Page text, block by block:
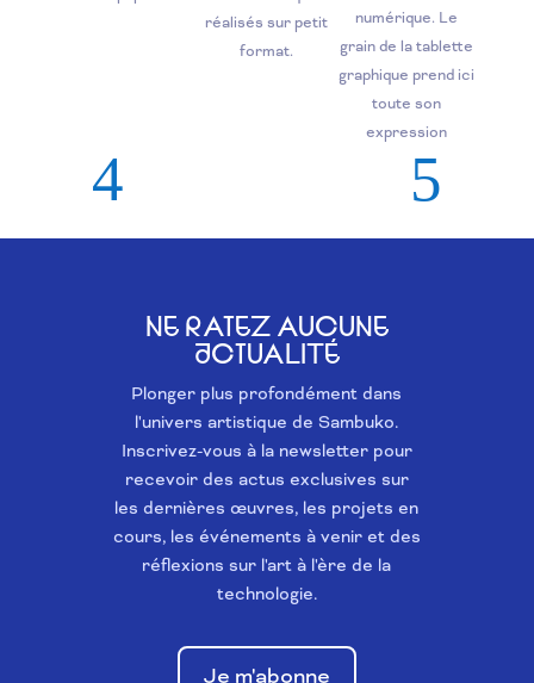
réalisés sur petit
format.
numérique. Le
grain de la tablette
graphique prend ici
toute son
expression
NE RATEZ AUCUNE
ACTUALITÉ
Plonger plus profondément dans
l'univers artistique de Sambuko.
Inscrivez-vous à la newsletter pour
recevoir des actus exclusives sur
les dernières œuvres, les projets en
cours, les événements à venir et des
réflexions sur l'art à l'ère de la
technologie.
Je m'abonne